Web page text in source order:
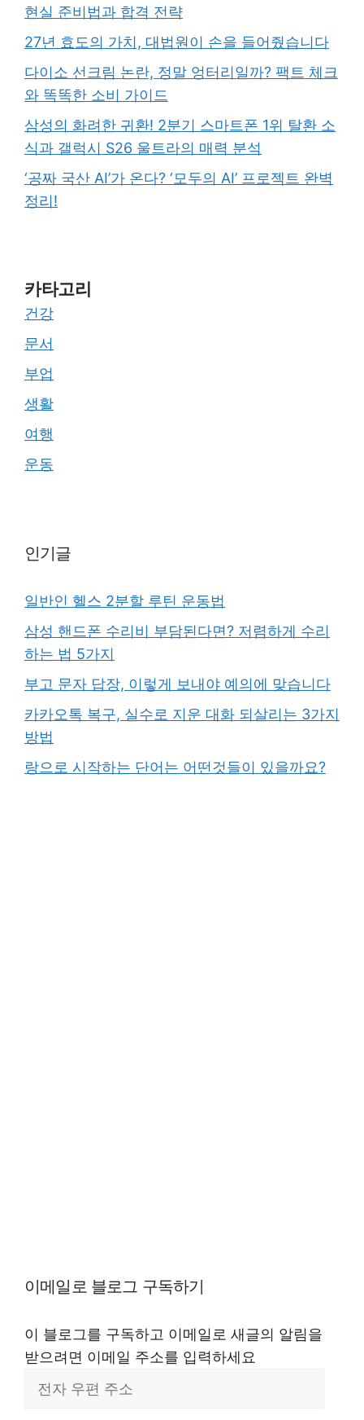
현실 준비법과 합격 전략
27년 효도의 가치, 대법원이 손을 들어줬습니다
다이소 선크림 논란, 정말 엉터리일까? 팩트 체크
와 똑똑한 소비 가이드
삼성의 화려한 귀환! 2분기 스마트폰 1위 탈환 소
식과 갤럭시 S26 울트라의 매력 분석
‘공짜 국산 AI’가 온다? ‘모두의 AI’ 프로젝트 완벽
정리!
카타고리
건강
문서
부업
생활
여행
운동
인기글
일반인 헬스 2분할 루틴 운동법
삼성 핸드폰 수리비 부담된다면? 저렴하게 수리
하는 법 5가지
부고 문자 답장, 이렇게 보내야 예의에 맞습니다
카카오톡 복구, 실수로 지운 대화 되살리는 3가지
방법
랑으로 시작하는 단어는 어떤것들이 있을까요?
이메일로 블로그 구독하기
이 블로그를 구독하고 이메일로 새글의 알림을
받으려면 이메일 주소를 입력하세요